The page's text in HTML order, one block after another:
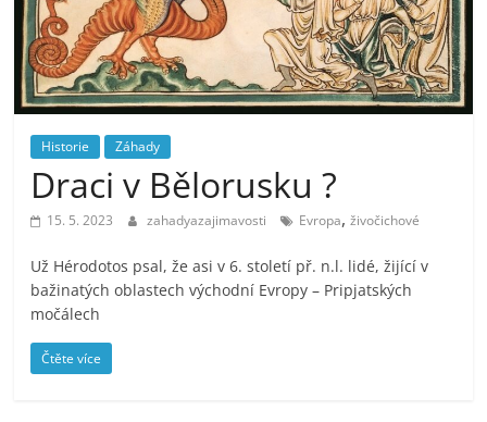
Historie Záhady
Draci v Bělorusku ?
15. 5. 2023 zahadyazajimavosti Evropa,živočichové
Už Hérodotos psal, že asi v 6. století př. n.l. lidé, žijící v
bažinatých oblastech východní Evropy – Pripjatských
močálech
Čtěte více